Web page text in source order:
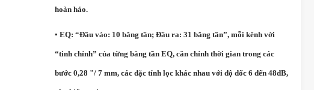
hoàn hảo.
▪ EQ: “Đầu vào: 10 băng tần; Đầu ra: 31 băng tần”, mỗi kênh với
“tinh chỉnh” của từng băng tần EQ, căn chỉnh thời gian trong các
bước 0,28 "/ 7 mm, các đặc tính lọc khác nhau với độ dốc 6 đến 48dB,